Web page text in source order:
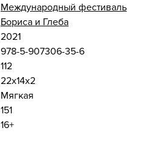
Международный фестиваль
Бориса и Глеба
2021
978-5-907306-35-6
112
22x14x2
Мягкая
151
16+